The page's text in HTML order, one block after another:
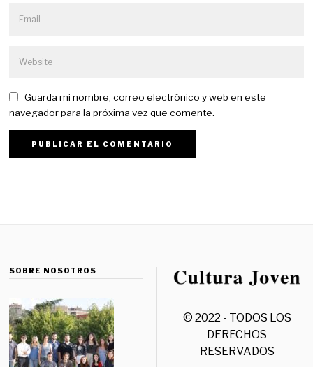
Guarda mi nombre, correo electrónico y web en este
navegador para la próxima vez que comente.
SOBRE NOSOTROS
© 2022 - TODOS LOS
DERECHOS
RESERVADOS